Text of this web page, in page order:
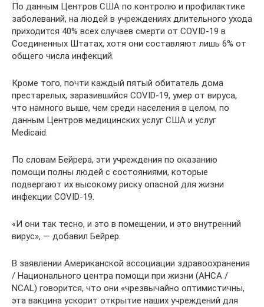
По данным Центров США по контролю и профилактике
заболеваний, на людей в учреждениях длительного ухода
приходится 40% всех случаев смерти от COVID-19 в
Соединенных Штатах, хотя они составляют лишь 6% от
общего числа инфекций.
Кроме того, почти каждый пятый обитатель дома
престарелых, заразившийся COVID-19, умер от вируса,
что намного выше, чем среди населения в целом, по
данным Центров медицинских услуг США и услуг
Medicaid.
По словам Бейрера, эти учреждения по оказанию
помощи полны людей с состояниями, которые
подвергают их высокому риску опасной для жизни
инфекции COVID-19.
«И они так тесно, и это в помещении, и это внутренний
вирус», — добавил Бейрер.
В заявлении Американской ассоциации здравоохранения
/ Национального центра помощи при жизни (AHCA /
NCAL) говорится, что они «чрезвычайно оптимистичны,
эта вакцина ускорит открытие наших учреждений для